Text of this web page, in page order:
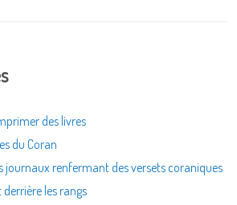
des livres
du Coran
journaux renfermant des versets coraniques
les rangs